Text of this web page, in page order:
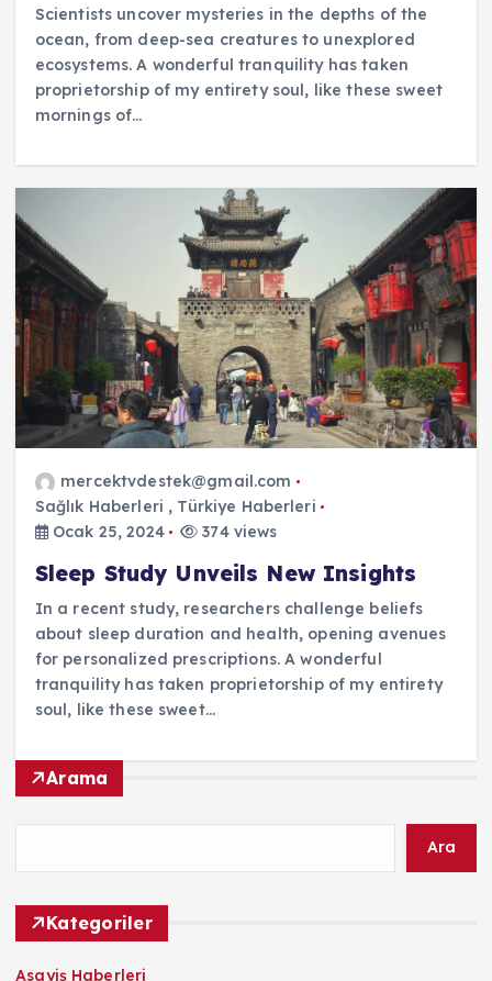
Scientists uncover mysteries in the depths of the
ocean, from deep-sea creatures to unexplored
ecosystems. A wonderful tranquility has taken
proprietorship of my entirety soul, like these sweet
mornings of…
mercektvdestek@gmail.com
Sağlık Haberleri , Türkiye Haberleri
Ocak 25, 2024
374 views
Sleep Study Unveils New Insights
In a recent study, researchers challenge beliefs
about sleep duration and health, opening avenues
for personalized prescriptions. A wonderful
tranquility has taken proprietorship of my entirety
soul, like these sweet…
Arama
Ara
Kategoriler
Asayiş Haberleri